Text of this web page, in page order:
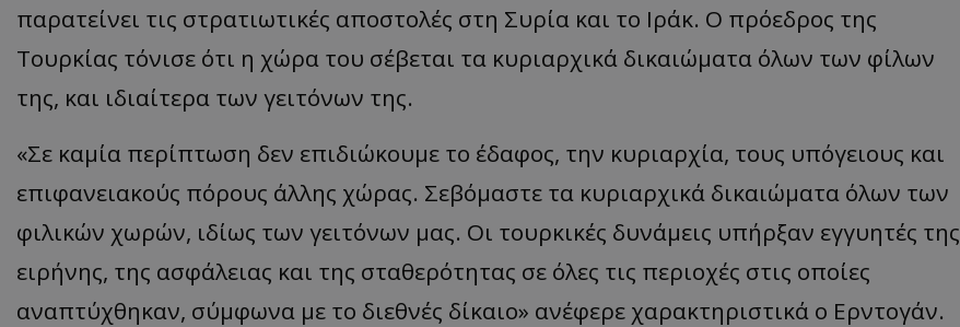
παρατείνει τις στρατιωτικές αποστολές στη Συρία και το Ιράκ. Ο πρόεδρος της
Τουρκίας τόνισε ότι η χώρα του σέβεται τα κυριαρχικά δικαιώματα όλων των φίλων
της, και ιδιαίτερα των γειτόνων της.
«Σε καμία περίπτωση δεν επιδιώκουμε το έδαφος, την κυριαρχία, τους υπόγειους και
επιφανειακούς πόρους άλλης χώρας. Σεβόμαστε τα κυριαρχικά δικαιώματα όλων των
φιλικών χωρών, ιδίως των γειτόνων μας. Οι τουρκικές δυνάμεις υπήρξαν εγγυητές της
ειρήνης, της ασφάλειας και της σταθερότητας σε όλες τις περιοχές στις οποίες
αναπτύχθηκαν, σύμφωνα με το διεθνές δίκαιο» ανέφερε χαρακτηριστικά ο Ερντογάν.